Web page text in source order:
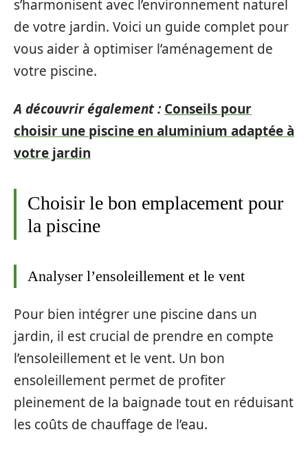
s’harmonisent avec l’environnement naturel
de votre jardin. Voici un guide complet pour
vous aider à optimiser l’aménagement de
votre piscine.
A découvrir également : Conseils pour
choisir une piscine en aluminium adaptée à
votre jardin
Choisir le bon emplacement pour
la piscine
Analyser l’ensoleillement et le vent
Pour bien intégrer une piscine dans un
jardin, il est crucial de prendre en compte
l’ensoleillement et le vent. Un bon
ensoleillement permet de profiter
pleinement de la baignade tout en réduisant
les coûts de chauffage de l’eau.